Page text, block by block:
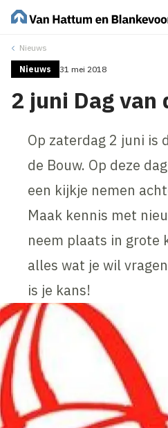
Nieuws
Nieuws 31 mei 2018
2 juni Dag van
Op zaterdag 2 juni is
de Bouw. Op deze
een kijkje nemen
Maak kennis met
neem plaats in grote
alles wat je wil
is je kans!